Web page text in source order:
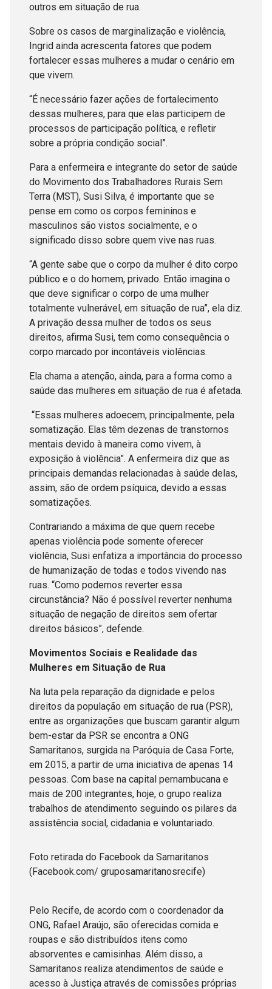
outros em situação de rua.
Sobre os casos de marginalização e violência,
Ingrid ainda acrescenta fatores que podem
fortalecer essas mulheres a mudar o cenário em
que vivem.
“É necessário fazer ações de fortalecimento
dessas mulheres, para que elas participem de
processos de participação política, e refletir
sobre a própria condição social”.
Para a enfermeira e integrante do setor de saúde
do Movimento dos Trabalhadores Rurais Sem
Terra (MST), Susi Silva, é importante que se
pense em como os corpos femininos e
masculinos são vistos socialmente, e o
significado disso sobre quem vive nas ruas.
“A gente sabe que o corpo da mulher é dito corpo
público e o do homem, privado. Então imagina o
que deve significar o corpo de uma mulher
totalmente vulnerável, em situação de rua”, ela diz.
A privação dessa mulher de todos os seus
direitos, afirma Susi, tem como consequência o
corpo marcado por incontáveis violências.
Ela chama a atenção, ainda, para a forma como a
saúde das mulheres em situação de rua é afetada.
“Essas mulheres adoecem, principalmente, pela
somatização. Elas têm dezenas de transtornos
mentais devido à maneira como vivem, à
exposição à violência”. A enfermeira diz que as
principais demandas relacionadas à saúde delas,
assim, são de ordem psíquica, devido a essas
somatizações.
Contrariando a máxima de que quem recebe
apenas violência pode somente oferecer
violência, Susi enfatiza a importância do processo
de humanização de todas e todos vivendo nas
ruas. “Como podemos reverter essa
circunstância? Não é possível reverter nenhuma
situação de negação de direitos sem ofertar
direitos básicos”, defende.
Movimentos Sociais e Realidade das
Mulheres em Situação de Rua
Na luta pela reparação da dignidade e pelos
direitos da população em situação de rua (PSR),
entre as organizações que buscam garantir algum
bem-estar da PSR se encontra a ONG
Samaritanos, surgida na Paróquia de Casa Forte,
em 2015, a partir de uma iniciativa de apenas 14
pessoas. Com base na capital pernambucana e
mais de 200 integrantes, hoje, o grupo realiza
trabalhos de atendimento seguindo os pilares da
assistência social, cidadania e voluntariado.
Foto retirada do Facebook da Samaritanos
(Facebook.com/ gruposamaritanosrecife)
Pelo Recife, de acordo com o coordenador da
ONG, Rafael Araújo, são oferecidas comida e
roupas e são distribuídos itens como
absorventes e camisinhas. Além disso, a
Samaritanos realiza atendimentos de saúde e
acesso à Justiça através de comissões próprias